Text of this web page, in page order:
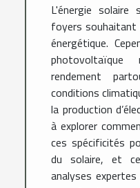
L'énergie
foyers souhaitant
énergétique.
rendement
conditions
la production
à explorer
ces spécificités
du solaire, et
analyses